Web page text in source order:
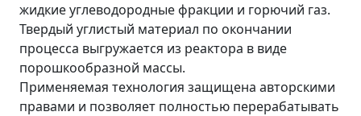
жидкие углеводородные фракции и горючий газ.
Твердый углистый материал по окончании
процесса выгружается из реактора в виде
порошкообразной массы.
Применяемая технология защищена авторскими
правами и позволяет полностью перерабатывать